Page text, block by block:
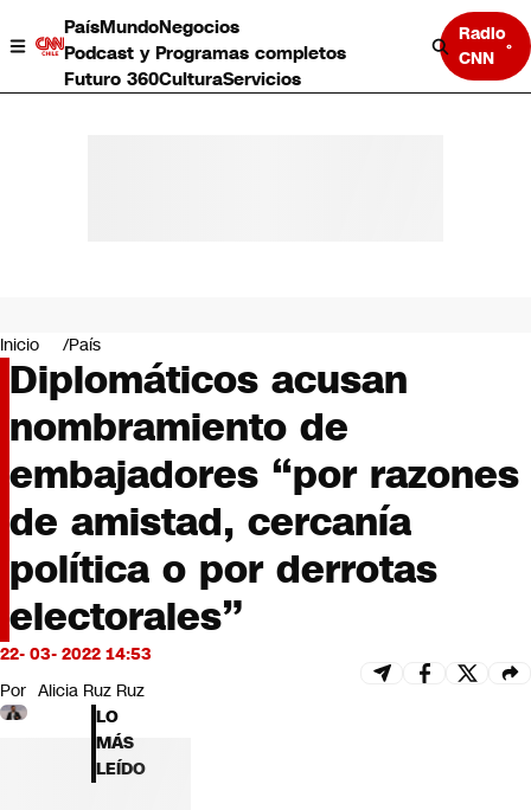
PaísMundoNegocios
Podcast y Programas completos
Futuro 360CulturaServicios
Radio
CNN
Negocios
Deportes
Programas completos
Cultura
Servicios
Bits
CNN tiempo
Futuro 360
Opinión
Inicio País
Diplomáticos acusan
nombramiento de
embajadores “por razones
de amistad, cercanía
política o por derrotas
electorales”
22- 03- 2022 14:53
Por Alicia Ruz Ruz
LO
MÁS
LEÍDO